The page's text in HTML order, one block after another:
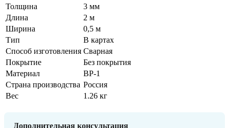
Толщина
3 мм
Длина
2 м
Ширина
0,5 м
Тип
В картах
Способ изготовления Сварная
Покрытие
Без покрытия
Материал
ВР-1
Страна производства Россия
Вес
1.26 кг
Дополнительная консультация